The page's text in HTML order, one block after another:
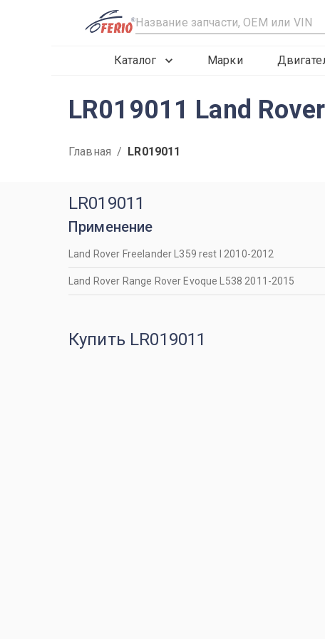
R
Каталог Марки
LR019011 Land
Главная / LR019011
LR019011
Применение
Land Rover Freelander L359 rest I 2010-2012
Land Rover Range Rover Evoque L538 2011-2015
Купить LR019011